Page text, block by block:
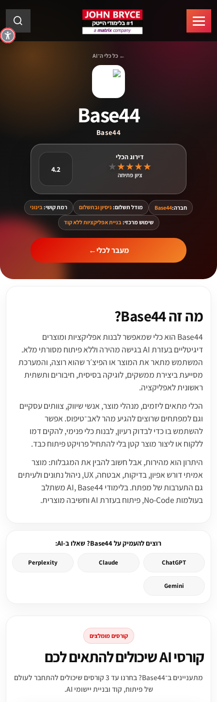
← כל כלי ה־AI
Base44
Base44
4.2 ★
★
★
★
★
ציון פתיחה
חברה:Base44 מודל תשלום: ניסיון ובתשלום רמת קושי:בינוני
שימוש מרכזי:בניית אפליקציות ללא קוד
מעבר לכלי←
מה זה Base44?
Base44 הוא כלי שמאפשר לבנות אפליקציות ומוצרים
דיגיטליים בעזרת AI בגישה מהירה וללא פיתוח מסורתי מלא.
המשתמש מתאר את המוצר או הפיצ׳ר שהוא רוצה, והמערכת
מסייעת ביצירת ממשקים, לוגיקה בסיסית, חיבורים ותשתית
ראשונית לאפליקציה.
הכלי מתאים ליזמים, מנהלי מוצר, אנשי שיווק, צוותים עסקיים
וגם למפתחים שרוצים להגיע מהר לאב־טיפוס. אפשר
להשתמש בו כדי לבדוק רעיון, לבנות כלי פנימי, להקים דמו
ללקוח או ליצור מוצר קטן בלי להתחיל פרויקט פיתוח כבד.
היתרון הוא מהירות, אבל חשוב להבין את המגבלות: מוצר
אמיתי דורש אפיון, בדיקות, אבטחה, UX, ניהול נתונים ולעיתים
גם התערבות של מפתח. בלימודי AI, Base44 משתלב
בעולמות No-Code, פיתוח בעזרת AI וחשיבה מוצרית.
רוצים להעמיק על Base44? שאלו ב-AI:
ChatGPT
Claude
Perplexity
Gemini
קורסים מומלצים
קורסי AI שיכולים להתאים לכם
מתעניינים ב־Base44? בחרנו עד 3 קורסים שיכולים להתחבר לעולם
של פיתוח, קוד ובניית יישומי AI.